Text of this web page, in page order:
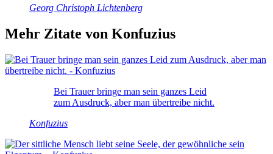
Georg Christoph Lichtenberg
Mehr Zitate von Konfuzius
Bei Trauer bringe man sein ganzes Leid
zum Ausdruck, aber man übertreibe nicht.
Konfuzius